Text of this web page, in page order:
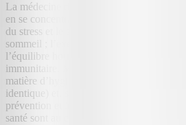
La médecine du mode de vie peut jouer
en se concentrant sur : la nutrition et la
du stress et le système nerveux ; la
sommeil ; l’exercice physique et le
l’équilibre hormonal et thyroïdien ; la
immunitaire. Mon accompagnement
matière d’hygiène de vie, un traitement
identique) et, si nécessaire, des
prévention et le renforcement de votre
santé sont au cœur de cette approche.